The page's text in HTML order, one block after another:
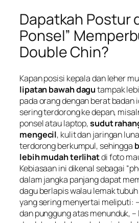
Dapatkah Postur
Ponsel”
Double Chin?
Kapan posisi kepala dan leher
lipatan bawah dagutampak
pada orang dengan berat badan
sering terdorong ke depan,
ponsel atau laptop,sudut
mengecil, kulit dan jaringan
terdorong berkumpul, sehingga
lebih mudah terlihatdi foto
Kebiasaan ini dikenal sebagai
dalam jangka panjang dapat
dagu berlapis walau lemak
yang sering menyertai meliputi: –
dan punggung atas menunduk,